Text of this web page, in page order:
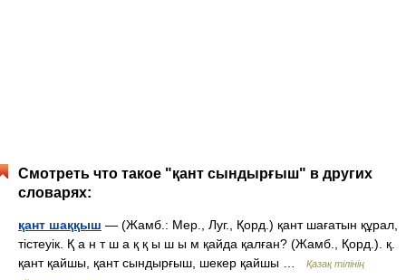
Смотреть что такое "қант сындырғыш" в других
словарях:
қант шаққыш — (Жамб.: Мер., Луг., Қорд.) қант шағатын құрал,
тістеуік. Қ а н т ш а қ қ ы ш ы м қайда қалған? (Жамб., Қорд.). қ.
қант қайшы, қант сындырғыш, шекер қайшы …
Қазақ тілінің